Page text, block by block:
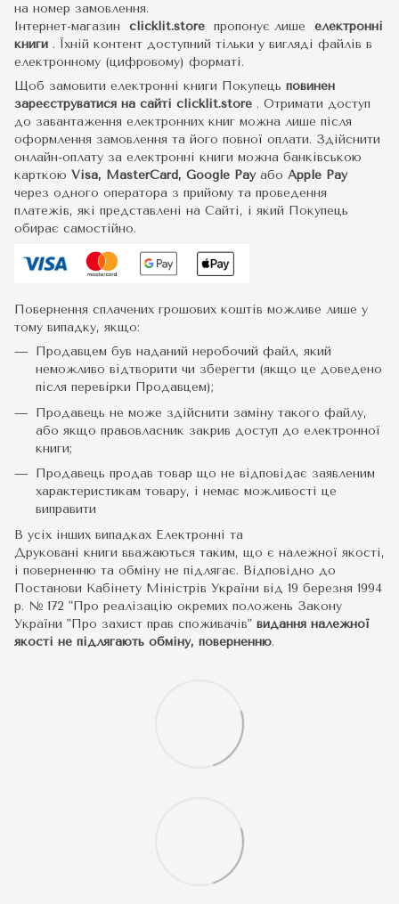
на номер замовлення.
Інтернет-магазин clicklit.store пропонує лише електронні
книги . Їхній контент доступний тільки у вигляді файлів в
електронному (цифровому) форматі.
Щоб замовити електронні книги Покупець повинен
зареєструватися на сайті clicklit.store . Отримати доступ
до завантаження електронних книг можна лише після
оформлення замовлення та його повної оплати. Здійснити
онлайн-оплату за електронні книги можна банківською
карткою Visa, MasterCard, Google Pay або Apple Pay
через одного оператора з прийому та проведення
платежів, які представлені на Сайті, і який Покупець
обирає самостійно.
Повернення сплачених грошових коштів можливе лише у
тому випадку, якщо:
Продавцем був наданий неробочий файл, який
неможливо відтворити чи зберегти (якщо це доведено
після перевірки Продавцем);
Продавець не може здійснити заміну такого файлу,
або якщо правовласник закрив доступ до електронної
книги;
Продавець продав товар що не відповідає заявленим
характеристикам товару, і немає можливості це
виправити
В усіх інших випадках Електронні та
Друковані книги вважаються таким, що є належної якості,
і поверненню та обміну не підлягає. Відповідно до
Постанови Кабінету Міністрів України від 19 березня 1994
р. № 172 "Про реалізацію окремих положень Закону
України "Про захист прав споживачів" видання належної
якості не підлягають обміну, поверненню.